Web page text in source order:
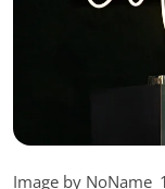
Image by